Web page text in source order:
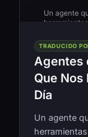
TRADUCIDO
Agentes
Que Nos
Día
Un agente